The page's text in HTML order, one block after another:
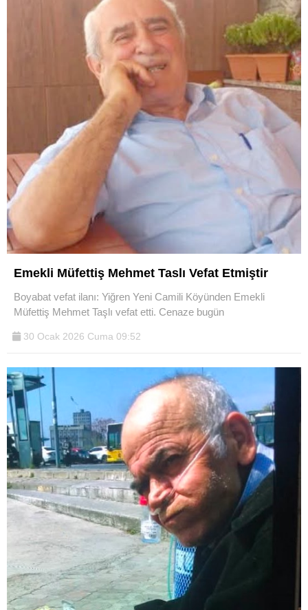
Emekli Müfettiş Mehmet Taslı Vefat Etmiştir
Boyabat vefat ilanı: Yiğren Yeni Camili Köyünden Emekli
Müfettiş Mehmet Taşlı vefat etti. Cenaze bugün
30 Ocak 2026 Cuma 09:52